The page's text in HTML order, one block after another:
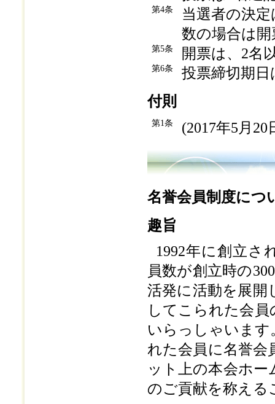
第4条
当選者の決
数の場合は
第5条 開票は、2名
第6条
投票締切期
付則
第1条 (2017年5月20
名誉会員制度につ
趣旨
1992年に創立さ
員数が創立時の
活発に活動を展開
してこられた会
いらっしゃいます
れた会員に名誉会
ット上の本会ホ
のご貢献を称える